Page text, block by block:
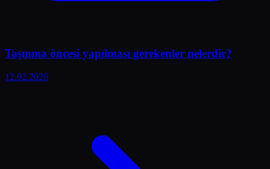
Taşınma öncesi yapılması gerekenler nelerdir?
12.02.2026